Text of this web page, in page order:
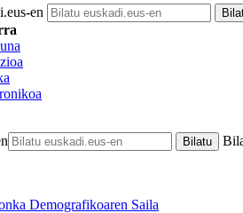
en
Demografikoaren Saila